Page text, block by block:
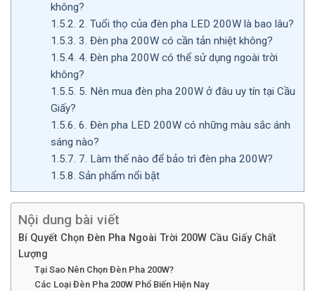
không?
1.5.2. 2. Tuổi thọ của đèn pha LED 200W là bao lâu?
1.5.3. 3. Đèn pha 200W có cần tản nhiệt không?
1.5.4. 4. Đèn pha 200W có thể sử dụng ngoài trời
không?
1.5.5. 5. Nên mua đèn pha 200W ở đâu uy tín tại Cầu
Giấy?
1.5.6. 6. Đèn pha LED 200W có những màu sắc ánh
sáng nào?
1.5.7. 7. Làm thế nào để bảo trì đèn pha 200W?
1.5.8. Sản phẩm nổi bật
Nội dung bài viết
Bí Quyết Chọn Đèn Pha Ngoài Trời 200W Cầu Giấy Chất
Lượng
Tại Sao Nên Chọn Đèn Pha 200W?
Các Loại Đèn Pha 200W Phổ Biến Hiện Nay